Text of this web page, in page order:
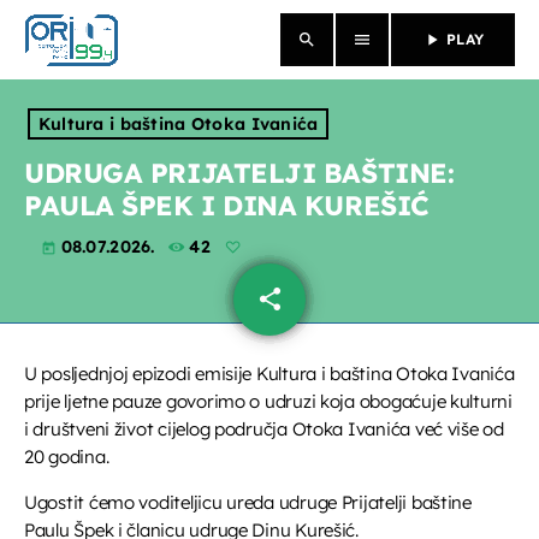
search menu play_arrow PLAY
close
O NAMA
PROGRAM
PROPUSTILI STE
EMISIJE
Kultura i baština Otoka Ivanića
UDRUGA PRIJATELJI BAŠTINE:
PAULA ŠPEK I DINA KUREŠIĆ
today 08.07.2026. 42
share
email
U posljednjoj epizodi emisije Kultura i baština Otoka Ivanića
prije ljetne pauze govorimo o udruzi koja obogaćuje kulturni
i društveni život cijelog područja Otoka Ivanića već više od
20 godina.
Ugostit ćemo voditeljicu ureda udruge Prijatelji baštine
Paulu Špek i članicu udruge Dinu Kurešić.